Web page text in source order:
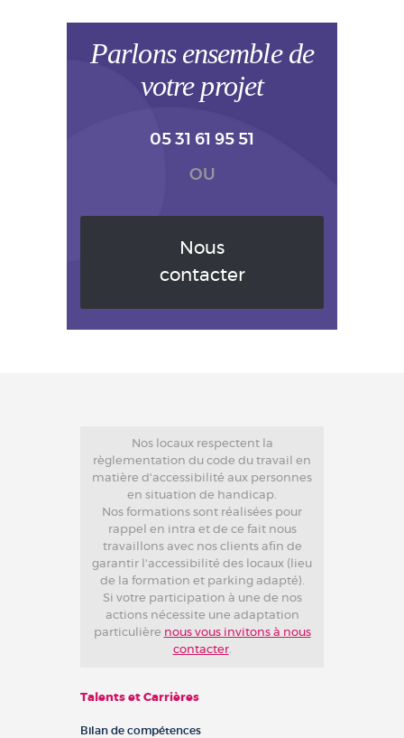
Parlons ensemble de
votre projet
05 31 61 95 51
OU
Nous
contacter
Nos locaux respectent la
règlementation du code du travail en
matière d'accessibilité aux personnes
en situation de handicap.
Nos formations sont réalisées pour
rappel en intra et de ce fait nous
travaillons avec nos clients afin de
garantir l'accessibilité des locaux (lieu
de la formation et parking adapté).
Si votre participation à une de nos
actions nécessite une adaptation
particulière nous vous invitons à nous
contacter.
Talents et Carrières
Bilan de compétences